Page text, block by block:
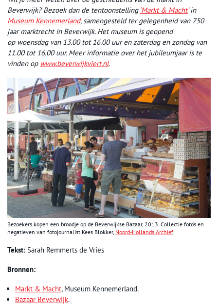
Beverwijk? Bezoek dan de tentoonstelling ‘Markt & Macht’in
Museum Kennemerland, samengesteld ter gelegenheid van 750
jaar marktrecht in Beverwijk. Het museum is geopend
op woensdag van 13.00 tot 16.00 uur en zaterdag en zondag van
11.00 tot 16.00 uur. Meer informatie over het jubileumjaar is te
vinden op www.beverwijkviert.nl.
Bezoekers kopen een broodje op de Beverwijkse Bazaar, 2013. Collectie foto’s en
negatieven van fotojournalist Kees Blokker, Noord-Hollands Archief.
Tekst: Sarah Remmerts de Vries
Bronnen:
Markt & Macht, Museum Kennemerland.
Bazaar Beverwijk.